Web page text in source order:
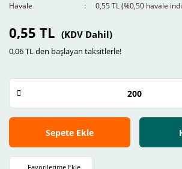
Havale
0,55 TL (%0,50 havale
0,55 TL (KDV Dahil)
0,06 TL den başlayan taksitlerle!
Sepete Ekle